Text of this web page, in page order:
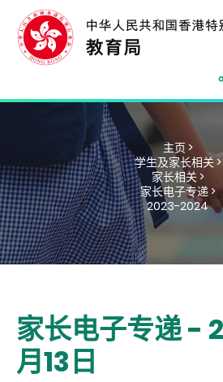
主页 >
学生及家长相关 >
家长相关 >
家长电子专递 >
2023-2024
家长电子专递 -
月13日